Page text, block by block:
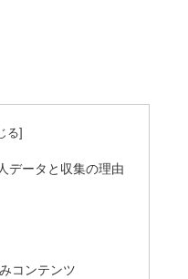
データと収集の理由
コンテンツ